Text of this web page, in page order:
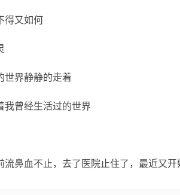
得又如何
世界静静的走着
我曾经生活过的世界
鼻血不止，去了医院止住了，最近又开